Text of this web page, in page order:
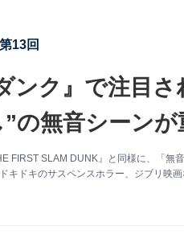
13回
ンク』で注目さ
の無音シーン
FIRST SLAM DUNK』と同様に、「無
キドキのサスペンスホラー、ジブリ映画